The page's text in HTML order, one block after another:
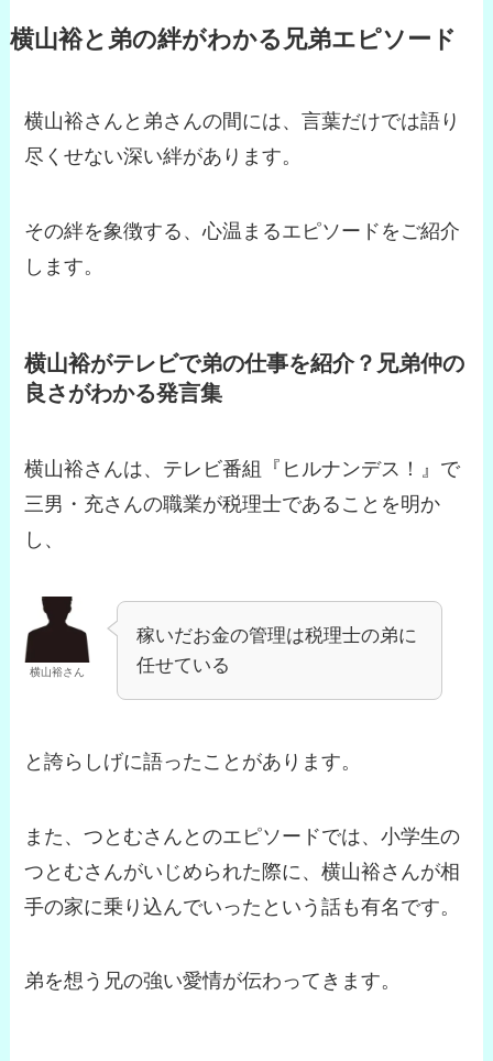
横山裕と弟の絆がわかる兄弟エピソード
横山裕さんと弟さんの間には、言葉だけでは語り
尽くせない深い絆があります。
その絆を象徴する、心温まるエピソードをご紹介
します。
横山裕がテレビで弟の仕事を紹介？兄弟仲の
良さがわかる発言集
横山裕さんは、テレビ番組『ヒルナンデス！』で
三男・充さんの職業が税理士であることを明か
し、
横山裕さん
稼いだお金の管理は税理士の弟に
任せている
と誇らしげに語ったことがあります。
また、つとむさんとのエピソードでは、小学生の
つとむさんがいじめられた際に、横山裕さんが相
手の家に乗り込んでいったという話も有名です。
弟を想う兄の強い愛情が伝わってきます。